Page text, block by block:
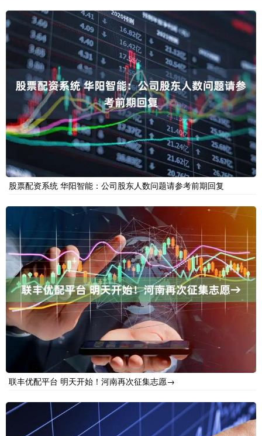
股票配资系统 华阳智能：公司股东人数问题请参考前期回复
联丰优配平台 明天开始！河南再次征集志愿→